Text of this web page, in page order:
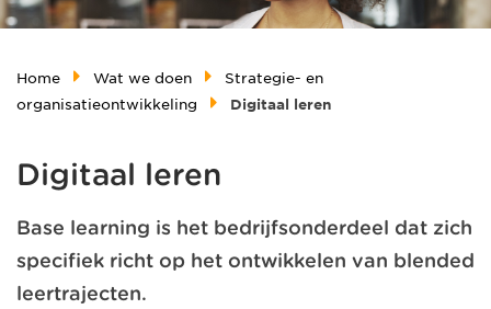
Home Wat we doen
Strategie- en
organisatieontwikkeling
Digitaal leren
Digitaal leren
Base learning is het bedrijfsonderdeel dat zich
specifiek richt op het ontwikkelen van blended
leertrajecten.